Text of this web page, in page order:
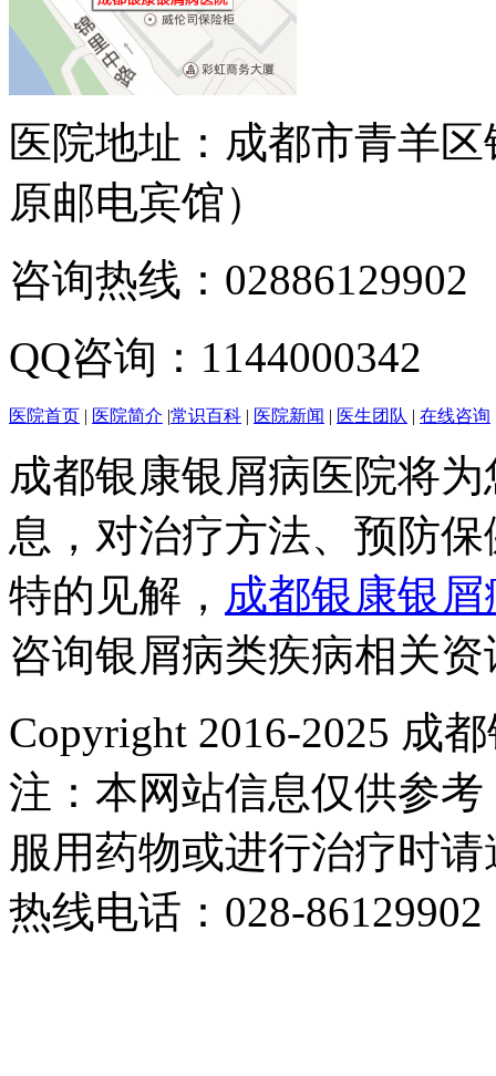
医院地址：成都市青羊
原邮电宾馆）
咨询热线：02886129902
QQ咨询：1144000342
医院首页 | 医院简介 |常识百科 | 医院新闻 | 医生团队 | 在线咨询
成都银康银屑病医院将
息，对治疗方法、预防
特的见解， 成都银康银
咨询银屑病类疾病相关资
Copyright 2016-2025 成
注：本网站信息仅供参
服用药物或进行治疗时
热线电话：028-86129902